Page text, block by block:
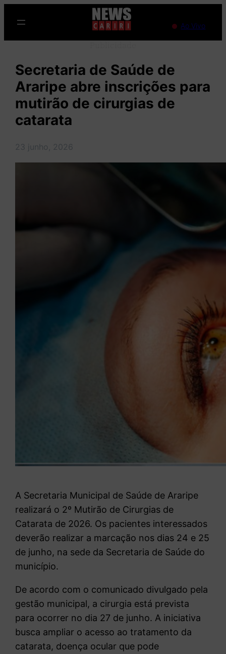
para
o
Ao Vivo
Secretaria de Saúde de
Araripe abre inscrições para
mutirão de cirurgias de
catarata
23 junho, 2026
A Secretaria Municipal de Saúde de Araripe
realizará o 2º Mutirão de Cirurgias de
Catarata de 2026. Os pacientes interessados
deverão realizar a marcação nos dias 24 e 25
de junho, na sede da Secretaria de Saúde do
município.
De acordo com o comunicado divulgado pela
gestão municipal, a cirurgia está prevista
para ocorrer no dia 27 de junho. A iniciativa
busca ampliar o acesso ao tratamento da
catarata, doença ocular que pode